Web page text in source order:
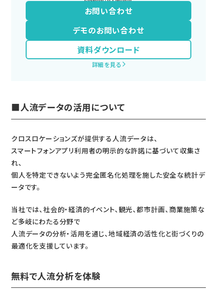
お問い合わせ
デモのお問い合わせ
資料ダウンロード
詳細を見る
■人流データの活用について
クロスロケーションズが提供する人流データは、
スマートフォンアプリ利用者の明示的な許諾に基づいて収集さ
れ、
個人を特定できないよう完全匿名化処理を施した安全な統計デ
ータです。
当社では、社会的・経済的イベント、観光、都市計画、商業施策な
ど多岐にわたる分野で
人流データの分析・活用を通じ、地域経済の活性化と街づくりの
最適化を支援しています。
無料で人流分析を体験